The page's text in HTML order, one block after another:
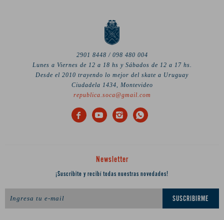
2901 8448 / 098 480 004
Lunes a Viernes de 12 a 18 hs y Sábados de 12 a 17 hs.
Desde el 2010 trayendo lo mejor del skate a Uruguay
Ciudadela 1434, Montevideo
republica.soca@gmail.com
   
Newsletter
¡Suscribite y recibí todas nuestras novedades!
SUSCRIBIRME